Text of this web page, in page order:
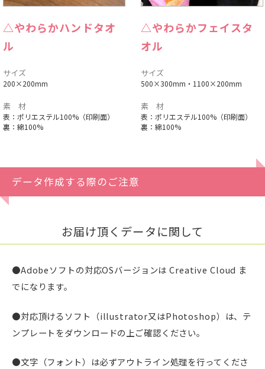
△やわらかハンドタオ
ル
サイズ
200×200mm
素 材
表：ポリエステル100%（印刷面）
裏：綿100%
△やわらかフェイスタ
オル
サイズ
500×300mm・ 1100×200mm
素 材
表：ポリエステル100%（印刷面）
裏：綿100%
データ作成する際のご注意
お届け頂くデータに関して
●Adobeソフトの対応OSバージョンは Creative Cloud ま
でになります。
●対応頂けるソフト（illustrator又はPhotoshop）は、テ
ンプレートをダウンロードの上ご確認ください。
●文字（フォント）は必ずアウトライン処理を行ってくださ